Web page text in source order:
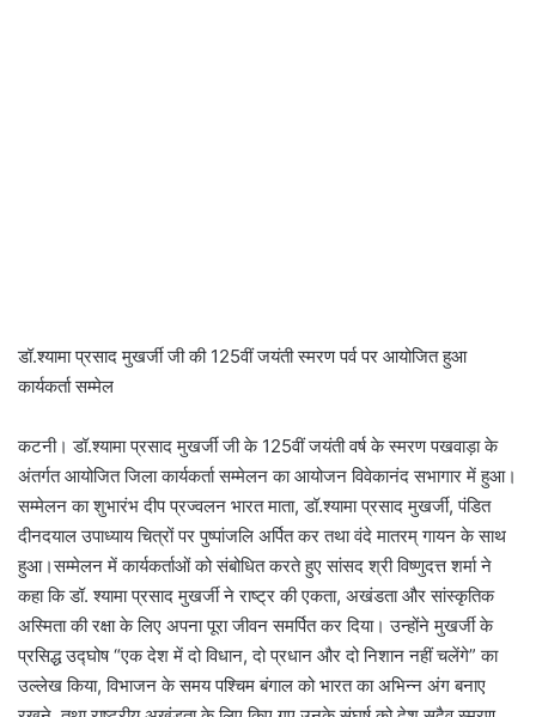
डॉ.श्यामा प्रसाद मुखर्जी जी की 125वीं जयंती स्मरण पर्व पर आयोजित हुआ
कार्यकर्ता सम्मेल
कटनी। डॉ.श्यामा प्रसाद मुखर्जी जी के 125वीं जयंती वर्ष के स्मरण पखवाड़ा के
अंतर्गत आयोजित जिला कार्यकर्ता सम्मेलन का आयोजन विवेकानंद सभागार में हुआ।
सम्मेलन का शुभारंभ दीप प्रज्वलन भारत माता, डॉ.श्यामा प्रसाद मुखर्जी, पंडित
दीनदयाल उपाध्याय चित्रों पर पुष्पांजलि अर्पित कर तथा वंदे मातरम् गायन के साथ
हुआ।सम्मेलन में कार्यकर्ताओं को संबोधित करते हुए सांसद श्री विष्णुदत्त शर्मा ने
कहा कि डॉ. श्यामा प्रसाद मुखर्जी ने राष्ट्र की एकता, अखंडता और सांस्कृतिक
अस्मिता की रक्षा के लिए अपना पूरा जीवन समर्पित कर दिया। उन्होंने मुखर्जी के
प्रसिद्ध उद्घोष “एक देश में दो विधान, दो प्रधान और दो निशान नहीं चलेंगे” का
उल्लेख किया, विभाजन के समय पश्चिम बंगाल को भारत का अभिन्न अंग बनाए